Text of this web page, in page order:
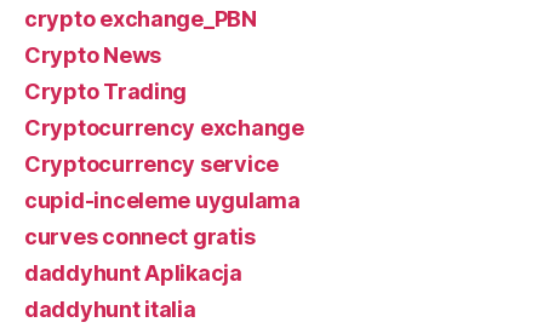
crypto exchange_PBN
Crypto News
Crypto Trading
Cryptocurrency exchange
Cryptocurrency service
cupid-inceleme uygulama
curves connect gratis
daddyhunt Aplikacja
daddyhunt italia